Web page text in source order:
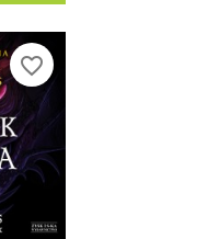
favorite_border